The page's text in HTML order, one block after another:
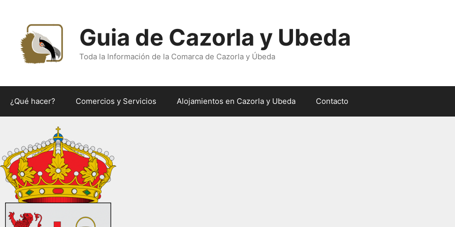
contenido
Guia de Cazorla y Ubeda
Toda la Información de la Comarca de Cazorla y Úbeda
¿Qué hacer? Comercios y Servicios Alojamientos en Cazorla y Ubeda Contacto